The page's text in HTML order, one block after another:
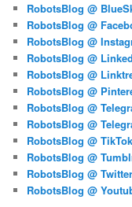
RobotsBlog @
RobotsBlog @
RobotsBlog @
RobotsBlog @
RobotsBlog @
RobotsBlog @
RobotsBlog @
RobotsBlog @
RobotsBlog @ TikTok
RobotsBlog @
RobotsBlog @ Twitter
RobotsBlog @